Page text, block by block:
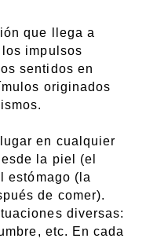
que llega a
impulsos
sentidos en
originados
en cualquier
la piel (el
estómago (la
de comer).
diversas:
etc. En cada